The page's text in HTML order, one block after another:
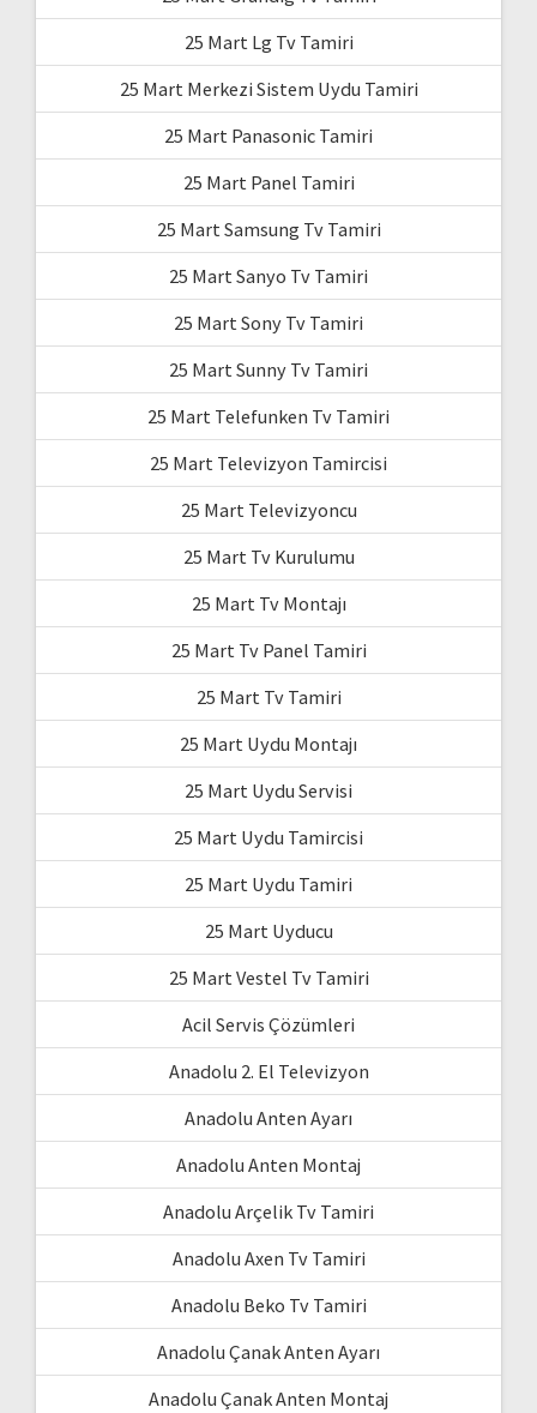
25 Mart Lg Tv Tamiri
25 Mart Merkezi Sistem Uydu Tamiri
25 Mart Panasonic Tamiri
25 Mart Panel Tamiri
25 Mart Samsung Tv Tamiri
25 Mart Sanyo Tv Tamiri
25 Mart Sony Tv Tamiri
25 Mart Sunny Tv Tamiri
25 Mart Telefunken Tv Tamiri
25 Mart Televizyon Tamircisi
25 Mart Televizyoncu
25 Mart Tv Kurulumu
25 Mart Tv Montajı
25 Mart Tv Panel Tamiri
25 Mart Tv Tamiri
25 Mart Uydu Montajı
25 Mart Uydu Servisi
25 Mart Uydu Tamircisi
25 Mart Uydu Tamiri
25 Mart Uyducu
25 Mart Vestel Tv Tamiri
Acil Servis Çözümleri
Anadolu 2. El Televizyon
Anadolu Anten Ayarı
Anadolu Anten Montaj
Anadolu Arçelik Tv Tamiri
Anadolu Axen Tv Tamiri
Anadolu Beko Tv Tamiri
Anadolu Çanak Anten Ayarı
Anadolu Çanak Anten Montaj